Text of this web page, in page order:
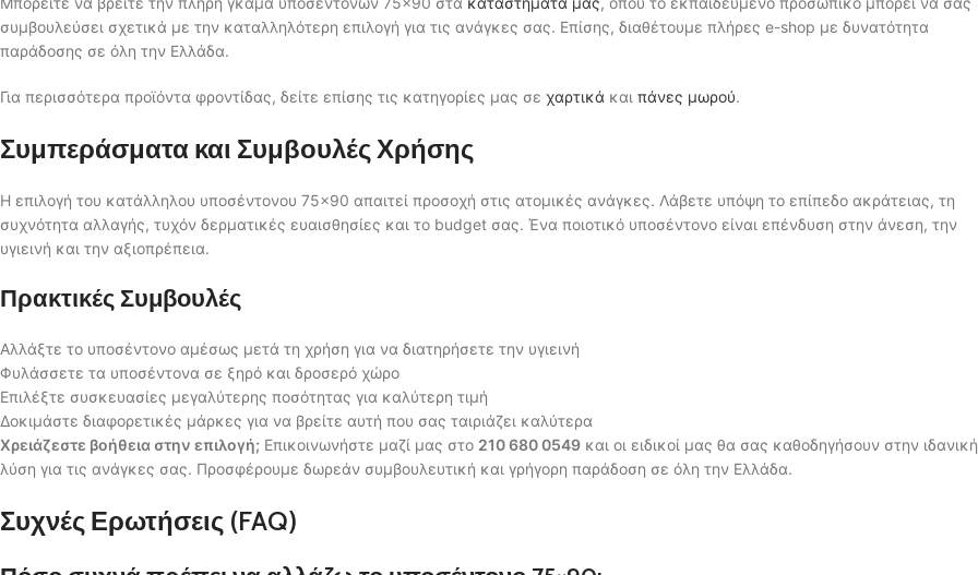
συμβουλεύσει σχετικά με την καταλληλότερη επιλογή για τις ανάγκες σας. Επίσης, διαθέτουμε πλήρες e-shop με δυνατότητα
παράδοσης σε όλη την Ελλάδα.
Για περισσότερα προϊόντα φροντίδας, δείτε επίσης τις κατηγορίες μας σε χαρτικά και πάνες μωρού.
Συμπεράσματα και Συμβουλές Χρήσης
Η επιλογή του κατάλληλου υποσέντονου 75×90 απαιτεί προσοχή στις ατομικές ανάγκες. Λάβετε υπόψη το επίπεδο ακράτειας, τη
συχνότητα αλλαγής, τυχόν δερματικές ευαισθησίες και το budget σας. Ένα ποιοτικό υποσέντονο είναι επένδυση στην άνεση, την
υγιεινή και την αξιοπρέπεια.
Πρακτικές Συμβουλές
Αλλάξτε το υποσέντονο αμέσως μετά τη χρήση για να διατηρήσετε την υγιεινή
Φυλάσσετε τα υποσέντονα σε ξηρό και δροσερό χώρο
Επιλέξτε συσκευασίες μεγαλύτερης ποσότητας για καλύτερη τιμή
Δοκιμάστε διαφορετικές μάρκες για να βρείτε αυτή που σας ταιριάζει καλύτερα
Χρειάζεστε βοήθεια στην επιλογή; Επικοινωνήστε μαζί μας στο 210 680 0549 και οι ειδικοί μας θα σας καθοδηγήσουν στην ιδανική
λύση για τις ανάγκες σας. Προσφέρουμε δωρεάν συμβουλευτική και γρήγορη παράδοση σε όλη την Ελλάδα.
Συχνές Ερωτήσεις (FAQ)